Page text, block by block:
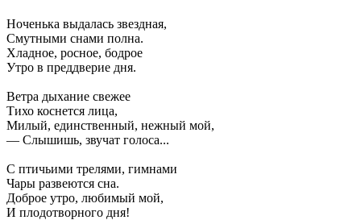
Ноченька выдалась звездная,
Смутными снами полна.
Хладное, росное, бодрое
Утро в преддверие дня.
Ветра дыхание свежее
Тихо коснется лица,
Милый, единственный, нежный мой,
— Слышишь, звучат голоса...
С птичьими трелями, гимнами
Чары развеются сна.
Доброе утро, любимый мой,
И плодотворного дня!